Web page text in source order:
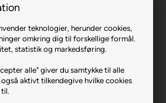
teknologier, herunder cookies,
omkring dig til forskellige formål.
statistik og markedsføring.
alle" giver du samtykke til alle
aktivt tilkendegive hvilke cookies
90% Tungsten 24 gram.
One80